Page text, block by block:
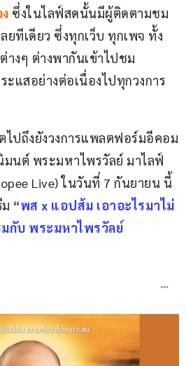
ซึ่งในไลฟ์สดนั้นมีผู้ติดตามชม
ยทีเดียว ซึ่งทุกเว็บ ทุกเพจ ทั้ง
งๆ ต่างพากันเข้าไปชม
ะแสอย่างต่อเนื่องไปทุกวงการ
ปถึงยังวงการแพลตฟอร์มอีคอม
นต์ พระมหาไพรวัลย์ มาไลฟ์
Live) ในวันที่ 7 กันยายน นี้
“พส x แอปส้ม เอาอะไรมาไม่
กับ พระมหาไพรวัลย์